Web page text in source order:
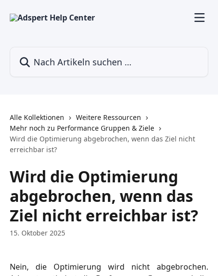
Alle Kollektionen
Weitere Ressourcen
Mehr noch zu Performance Gruppen & Ziele
Wird die Optimierung abgebrochen, wenn das Ziel nicht
erreichbar ist?
Wird die Optimierung
abgebrochen, wenn das
Ziel nicht erreichbar ist?
15. Oktober 2025
Nein, die Optimierung wird nicht abgebrochen.